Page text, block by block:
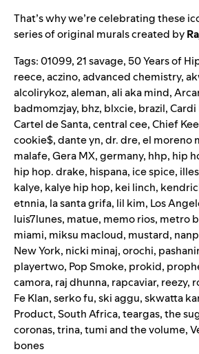
That’s why we’re celebrating these
series of original murals created by
Tags:01099,21 savage, 50 Years of
reece,aczino,advanced chemistry,
alcolirykoz,aleman,ali aka mind,
badmomzjay, bhz, blxcie, brazil,Cardi
Cartel de Santa,central cee,Chief
cookie$,dante yn,dr. dre,el moreno
malafe,Gera MX,germany, hhp, hip
hip hop. drake, hispana, ice spice,
kalye, kalye hip hop, kei linch,
etnnia, la santa grifa, lil kim, Los
luis7lunes, matue, memo rios, metro
miami, miksu macloud, mustard,
New York, nicki minaj,orochi,
playertwo, Pop Smoke, prokid,
camora, raj dhunna, rapcaviar, reezy,
Fe Klan,serko fu,ski aggu,skwatta
Product,South Africa,teargas,the
coronas,trina,tumi and the volume,
bones